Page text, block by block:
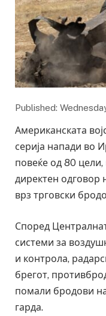
Published:
Американската
серија напади во
повеќе од 80 цели,
директен одговор
врз трговски
Според
системи за
и контрола,
брегот,
помали бродови
гарда.